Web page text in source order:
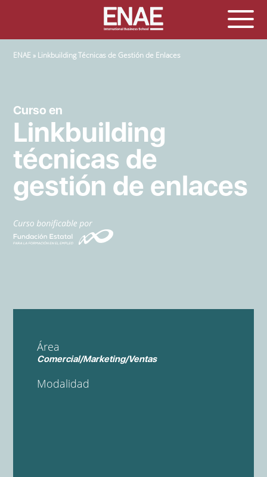
SOBRESCRIBIR ENLACES DE AYUDA A LA NAVEGACIÓN
ENAE Linkbuilding Técnicas de Gestión de Enlaces
Curso en
Linkbuilding
técnicas de
gestión de enlaces
Área
Comercial/Marketing/Ventas
Modalidad